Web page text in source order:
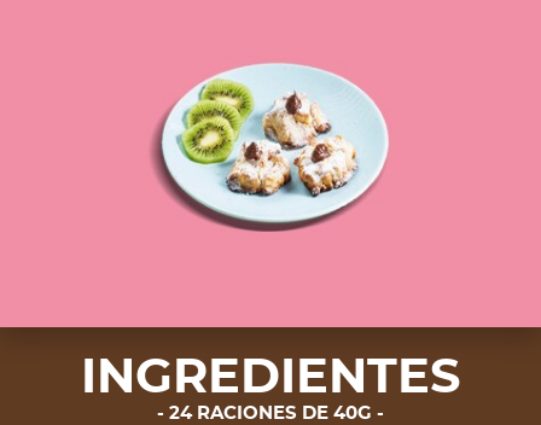
INGREDIENTES
24 RACIONES DE 40G